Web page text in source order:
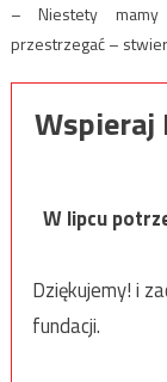
– Niestety mamy
przestrzegać –
Wspieraj
W lipcu
Dziękujemy! i
fundacji.